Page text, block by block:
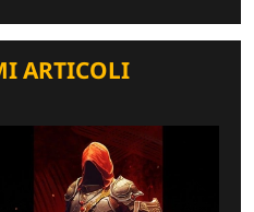
ARTICOLI